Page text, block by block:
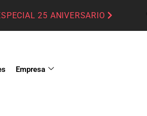
25 ANIVERSARIO
Empresa